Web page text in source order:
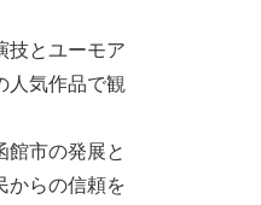
技とユーモア
人気作品で観
館市の発展と
からの信頼を